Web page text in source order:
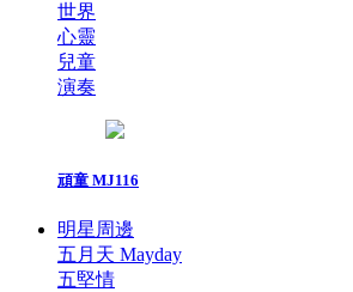
世界
心靈
兒童
演奏
頑童 MJ116
明星周邊
五月天 Mayday
五堅情